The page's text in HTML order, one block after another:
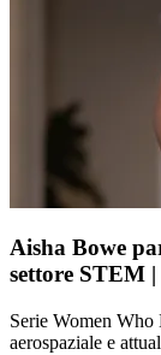
Aisha Bowe
settore STEM
Serie Women
aerospaziale e